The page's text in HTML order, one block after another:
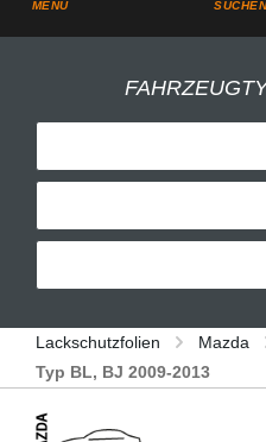
MENÜ
Lackschutzfolien Mazda
Typ BL, BJ 2009-2013